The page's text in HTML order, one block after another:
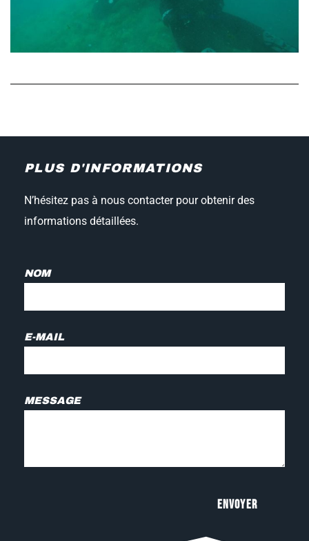
PLUS D'INFORMATIONS
N’hésitez pas à nous contacter pour obtenir des
informations détaillées.
NOM
E-MAIL
MESSAGE
Envoyer